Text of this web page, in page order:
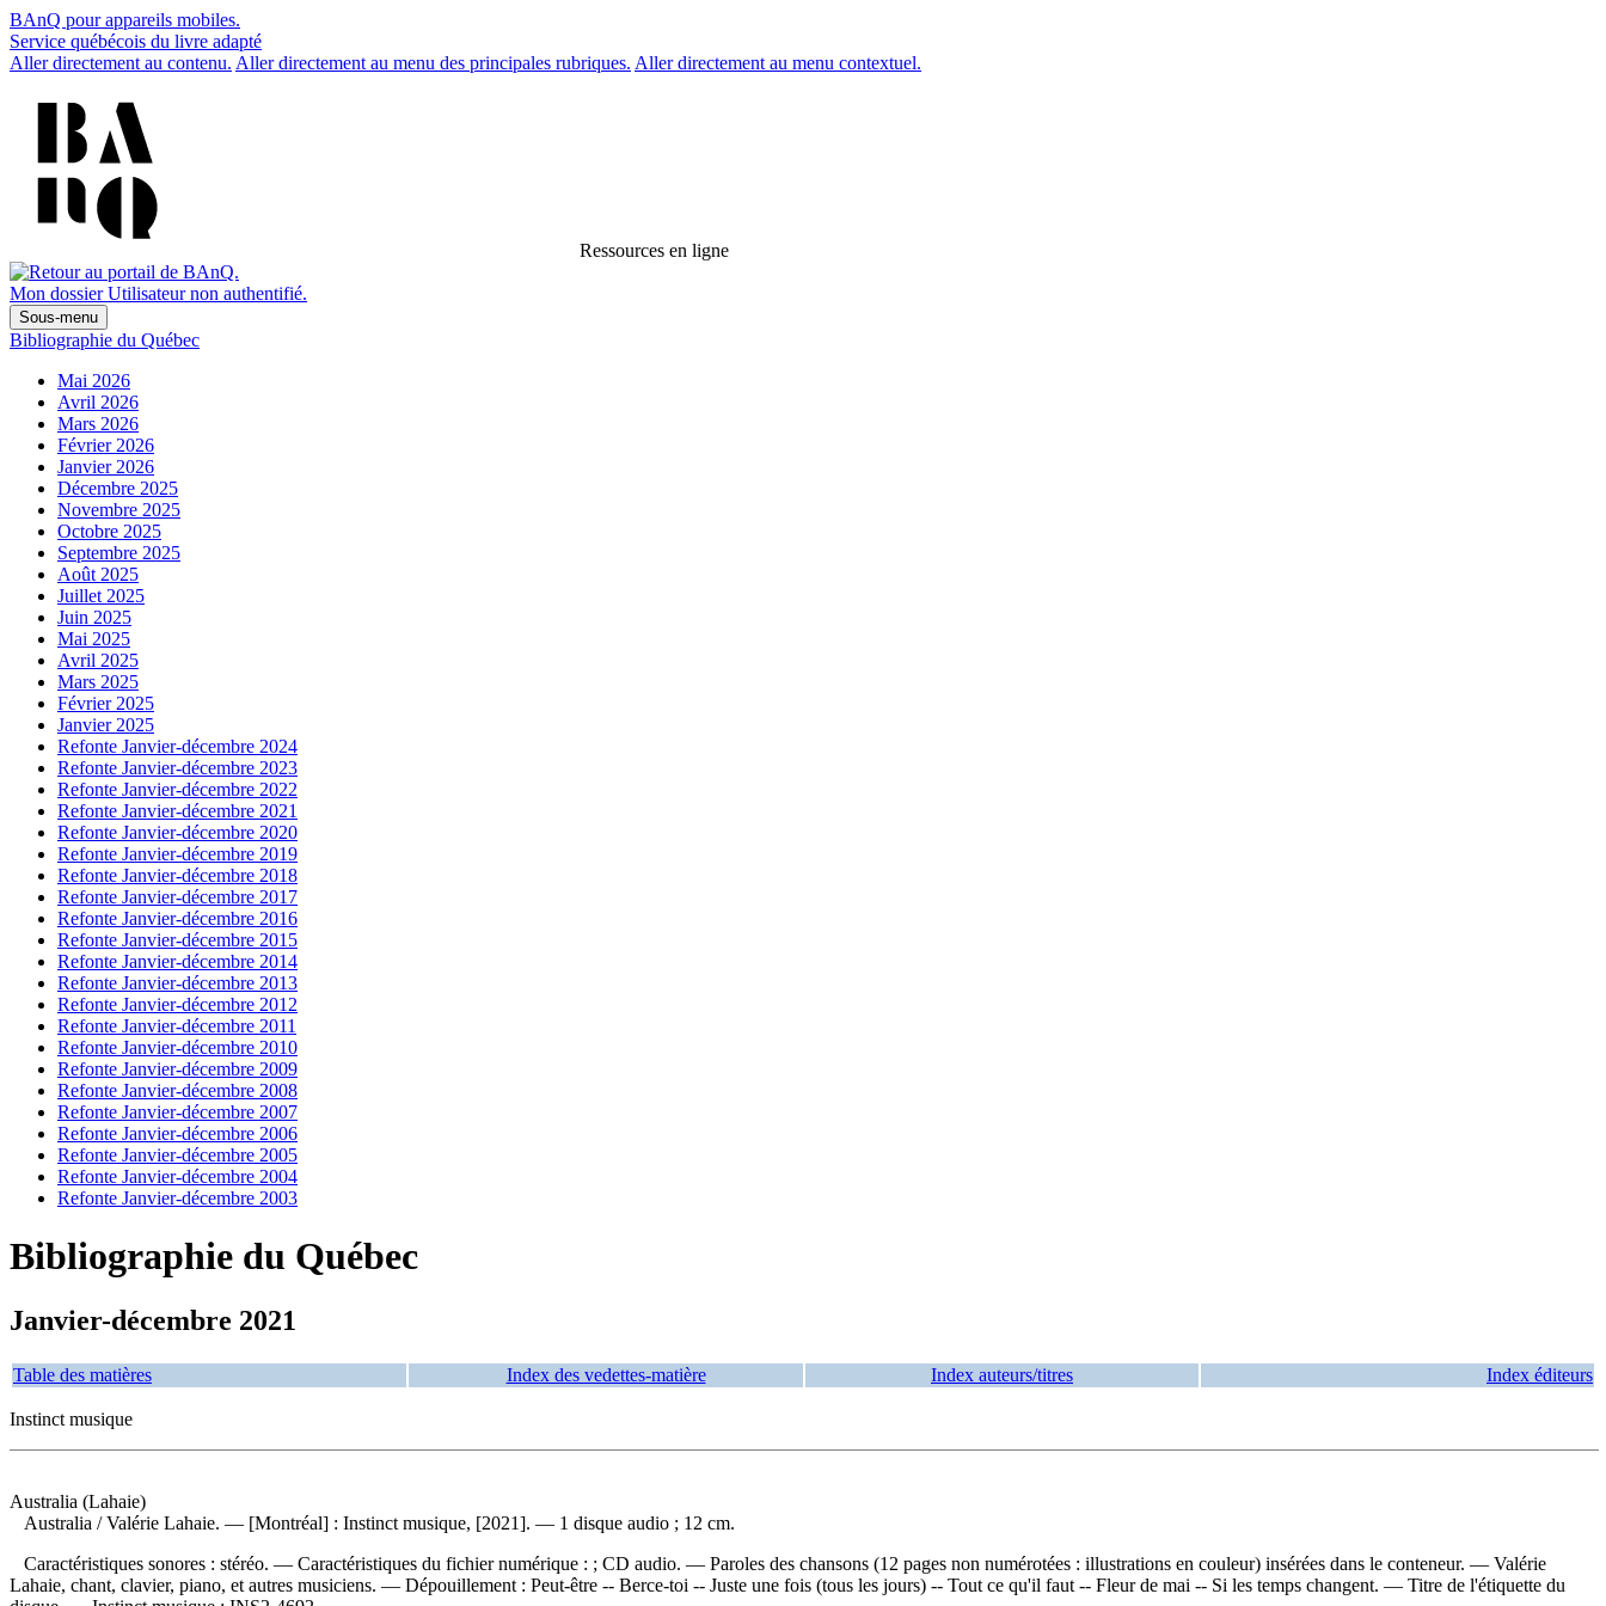
BAnQ pour appareils mobiles.
Service québécois du livre adapté
Aller directement au contenu. Aller directement au menu des principales rubriques. Aller directement au menu contextuel.
Ressources en ligne
Mon dossier Utilisateur non authentifié.
Sous-menu
Bibliographie du Québec
Mai 2026
Avril 2026
Mars 2026
Février 2026
Janvier 2026
Décembre 2025
Novembre 2025
Octobre 2025
Septembre 2025
Août 2025
Juillet 2025
Juin 2025
Mai 2025
Avril 2025
Mars 2025
Février 2025
Janvier 2025
Refonte Janvier-décembre 2024
Refonte Janvier-décembre 2023
Refonte Janvier-décembre 2022
Refonte Janvier-décembre 2021
Refonte Janvier-décembre 2020
Refonte Janvier-décembre 2019
Refonte Janvier-décembre 2018
Refonte Janvier-décembre 2017
Refonte Janvier-décembre 2016
Refonte Janvier-décembre 2015
Refonte Janvier-décembre 2014
Refonte Janvier-décembre 2013
Refonte Janvier-décembre 2012
Refonte Janvier-décembre 2011
Refonte Janvier-décembre 2010
Refonte Janvier-décembre 2009
Refonte Janvier-décembre 2008
Refonte Janvier-décembre 2007
Refonte Janvier-décembre 2006
Refonte Janvier-décembre 2005
Refonte Janvier-décembre 2004
Refonte Janvier-décembre 2003
Bibliographie du Québec
Janvier-décembre 2021
Table des matières Index des vedettes-matière Index auteurs/titres Index éditeurs
Instinct musique
Australia (Lahaie)
Australia / Valérie Lahaie. — [Montréal] : Instinct musique, [2021]. — 1 disque audio ; 12 cm.
Caractéristiques sonores : stéréo. — Caractéristiques du fichier numérique : ; CD audio. — Paroles des chansons (12 pages non numérotées : illustrations en couleur) insérées dans le conteneur. — Valérie
Lahaie, chant, clavier, piano, et autres musiciens. — Dépouillement : Peut-être -- Berce-toi -- Juste une fois (tous les jours) -- Tout ce qu'il faut -- Fleur de mai -- Si les temps changent. — Titre de l'étiquette du